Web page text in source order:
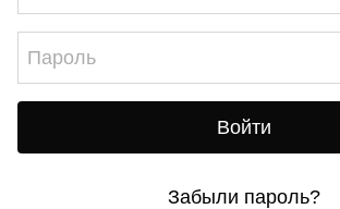
Войти
Забыли пароль?